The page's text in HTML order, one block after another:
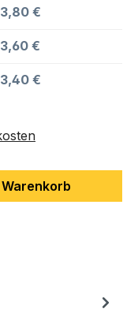
3,80 €
3,60 €
3,40 €